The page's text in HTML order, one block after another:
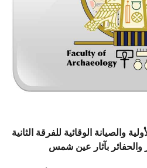
والصيانة الوقائية للفرقة الثانية
والحفائر بآثار عين شمس